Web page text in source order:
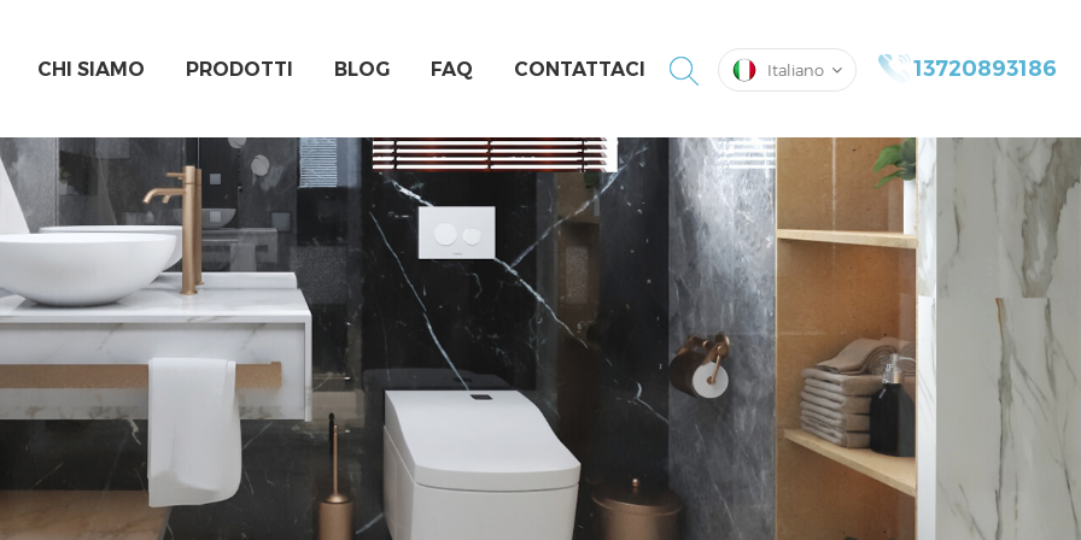
13720893186
Italiano
CHI SIAMO PRODOTTI BLOG FAQ CONTATTACI